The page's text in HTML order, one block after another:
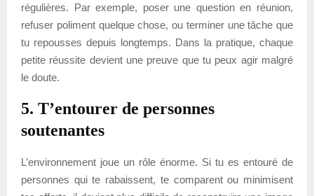
régulières. Par exemple, poser une question en réunion,
refuser poliment quelque chose, ou terminer une tâche que
tu repousses depuis longtemps. Dans la pratique, chaque
petite réussite devient une preuve que tu peux agir malgré
le doute.
5. T’entourer de personnes
soutenantes
L’environnement joue un rôle énorme. Si tu es entouré de
personnes qui te rabaissent, te comparent ou minimisent